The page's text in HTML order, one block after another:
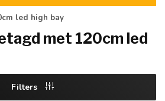
led high bay
met 120cm led
Filters